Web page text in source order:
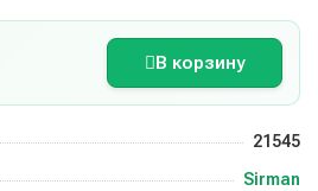
В корзину
21545
Sirman